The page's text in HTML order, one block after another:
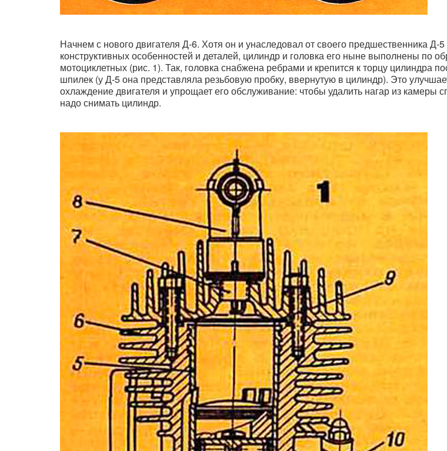
Начнем с нового двигателя Д-6. Хотя он и унаследовал от своего предшественника Д-
конструктивных особенностей и деталей, цилиндр и головка его ныне выполнены по
мотоциклетных (рис. 1). Так, головка снабжена ребрами и крепится к торцу цилиндра
шпилек (у Д-5 она представляла резьбовую пробку, ввернутую в цилиндр). Это
охлаждение двигателя и упрощает его обслуживание: чтобы удалить нагар из камеры
надо снимать цилиндр.